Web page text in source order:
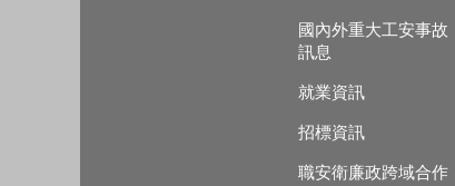
國內外重大工安事故
訊息
就業資訊
招標資訊
職安衛廉政跨域合作